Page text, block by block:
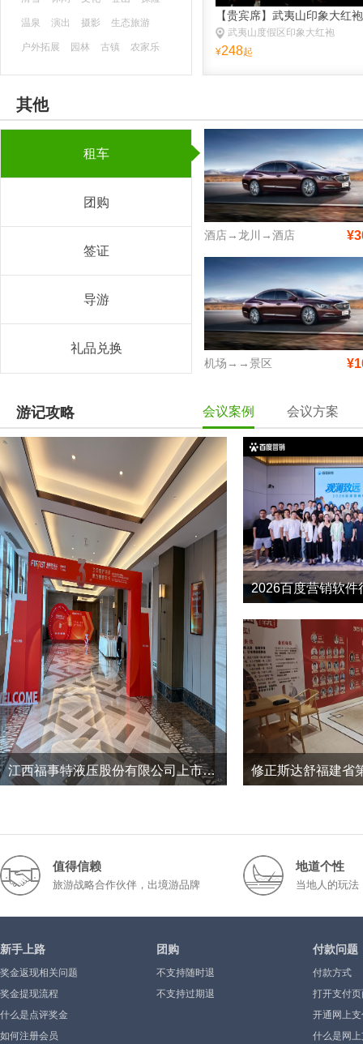
温泉 演出 摄影 生态旅游
户外拓展 园林 古镇 农家乐
古迹
【贵宾席】武夷山印象大红袍
武夷山度假区印象大红袍
¥248起
其他
租车
团购
签证
导游
礼品兑换
酒店→龙川→酒店
机场→→景区
游记攻略 会议案例 会议方案
江西福事特液压股份有限公司上市三周年暨2026半年度经营工作总结会议
2026百度营销软件
2026-5
值得信赖
旅游战略合作伙伴，出境游品牌
地道个性
当地人的玩法
新手上路
奖金返现相关问题
奖金提现流程
什么是点评奖金
如何注册会员
团购
不支持随时退
不支持过期退
付款问题
付款方式
打开支付
示”或空白
开通网上
什么是网